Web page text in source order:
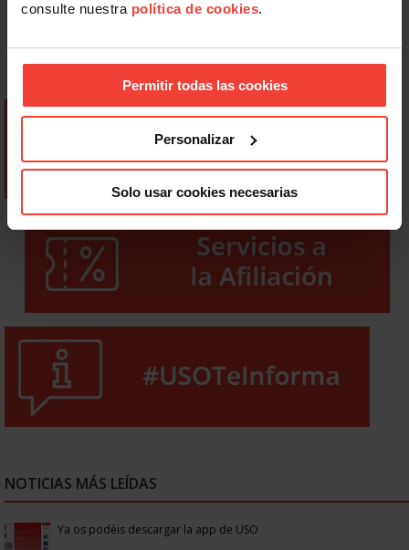
consulte nuestra política de cookies.
Permitir todas las cookies
Personalizar
Solo usar cookies necesarias
NOTICIAS MÁS LEÍDAS
Ya os podéis descargar la app de USO